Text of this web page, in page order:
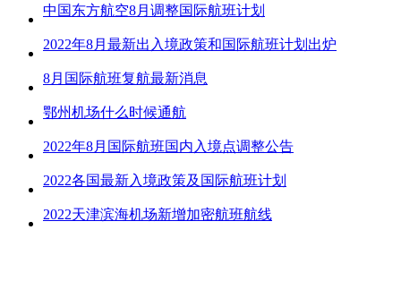
中国东方航空8月调整国际航班计划
2022年8月最新出入境政策和国际航班计划出炉
8月国际航班复航最新消息
鄂州机场什么时候通航
2022年8月国际航班国内入境点调整公告
2022各国最新入境政策及国际航班计划
2022天津滨海机场新增加密航班航线